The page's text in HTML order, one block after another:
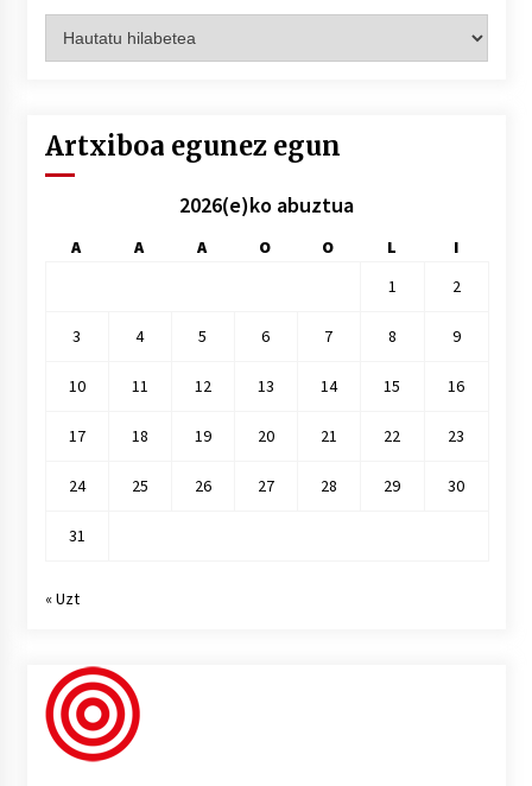
hilez
Artxiboa egunez egun
2026(e)ko abuztua
A A A O O L
I
1
2
3 4 5 6 7 8 9
10 11 12 13 14 15 16
17 18 19 20 21 22 23
24 25 26 27 28 29 30
31
« Uzt